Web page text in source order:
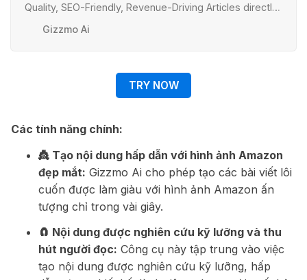
Quality, SEO-Friendly, Revenue-Driving Articles directly
Gizzmo Ai
TRY NOW
Các tính năng chính:
👸 Tạo nội dung hấp dẫn với hình ảnh Amazon
đẹp mắt: Gizzmo Ai cho phép tạo các bài viết lôi
cuốn được làm giàu với hình ảnh Amazon ấn
tượng chỉ trong vài giây.
🧲 Nội dung được nghiên cứu kỹ lưỡng và thu
hút người đọc: Công cụ này tập trung vào việc
tạo nội dung được nghiên cứu kỹ lưỡng, hấp